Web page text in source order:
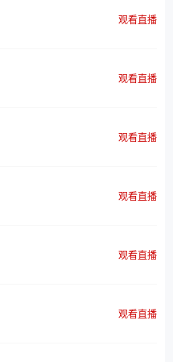
观看直播
观看直播
观看直播
观看直播
观看直播
观看直播